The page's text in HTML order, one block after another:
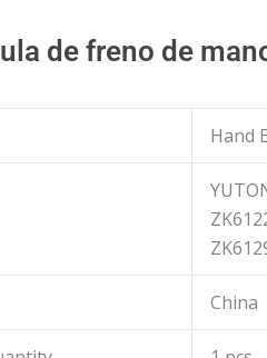
de freno de
Hand
China